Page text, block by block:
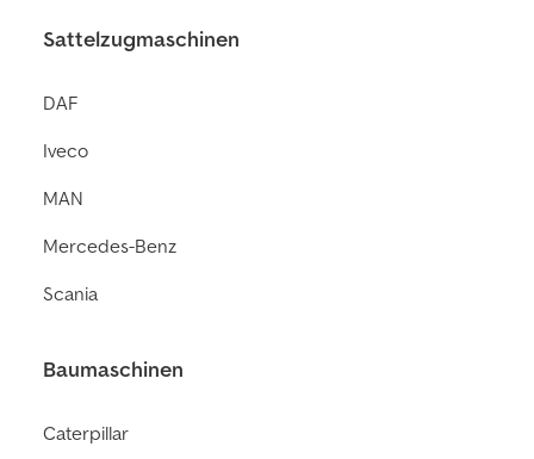
Sattelzugmaschinen
DAF
Iveco
MAN
Mercedes-Benz
Scania
Baumaschinen
Caterpillar